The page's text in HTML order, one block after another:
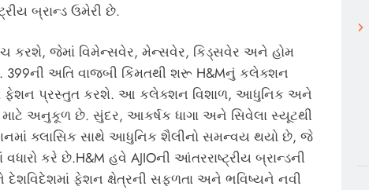
બ્રાન્ડ ઉમેરી છે.
કરશે, જેમાં વિમેન્સવેર, મેન્સવેર, કિડ્સવેર અને હોમ
399ની અતિ વાજબી કિંમતથી શરૂ H&Mનું કલેક્શન
ફેશન પ્રસ્તુત કરશે. આ કલેક્શન વિશાળ, આધુનિક અને
અનુકૂળ છે. સુંદર, આકર્ષક ધાગા અને સિવેલા સ્યૂટથી
ક્લાસિક સાથે આધુનિક શૈલીનો સમન્વય થયો છે, જે
વધારો કરે છે.H&M હવે AJIOની આંતરરાષ્ટ્રીય બ્રાન્ડની
ફેશન ક્ષેત્રની સફળતા અને ભવિષ્યને નવી